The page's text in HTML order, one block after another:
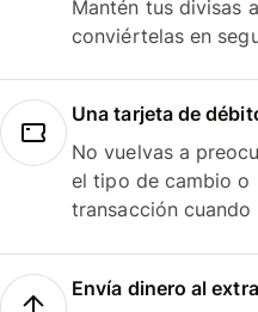
Mantén tus divisas
conviértelas en
Una tarjeta de
No vuelvas a
el tipo de cambio o
transacción
Envía dinero al